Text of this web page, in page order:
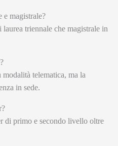
e magistrale?
laurea triennale che magistrale in
telematica, ma la
in sede.
di primo e secondo livello oltre